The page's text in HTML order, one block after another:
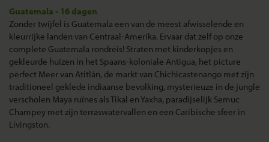
Guatemala - 16 dagen
Zonder twijfel is Guatemala een van de meest afwisselende en
kleurrijke landen van Centraal-Amerika. Ervaar dat zelf op onze
complete Guatemala rondreis! Straten met kinderkopjes en
gekleurde huizen in het Spaans-koloniale Antigua, het picture
perfect Meer van Atitlán, de markt van Chichicastenango met zijn
traditioneel geklede indiaanse bevolking, mysterieuze in de jungle
verscholen Maya ruïnes als Tikal en Yaxha, paradijselijk Semuc
Champey met zijn terraswatervallen en een Caribische sfeer in
Lívingston.